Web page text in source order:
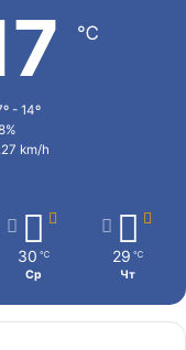
℃
- 14º
km/h
30 ℃
Ср
29 ℃
Чт